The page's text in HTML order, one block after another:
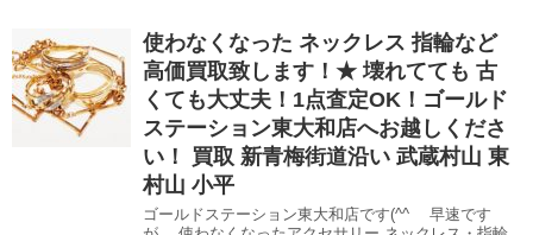
使わなくなった ネックレス 指輪など
高価買取致します！★ 壊れてても 古
くても大丈夫！1点査定OK！ゴールド
ステーション東大和店へお越しくださ
い！ 買取 新青梅街道沿い 武蔵村山 東
村山 小平
ゴールドステーション東大和店です(^^ゞ 早速です